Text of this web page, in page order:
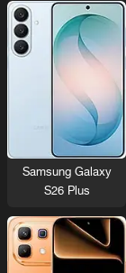
Samsung Galaxy
S26 Plus